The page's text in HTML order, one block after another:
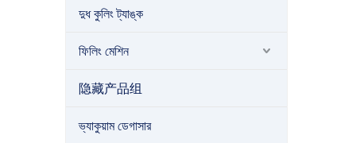
দুধ কুলিং ট্যাঙ্ক
ফিলিং মেশিন
隐藏产品组
ভ্যাকুয়াম ডেগাসার